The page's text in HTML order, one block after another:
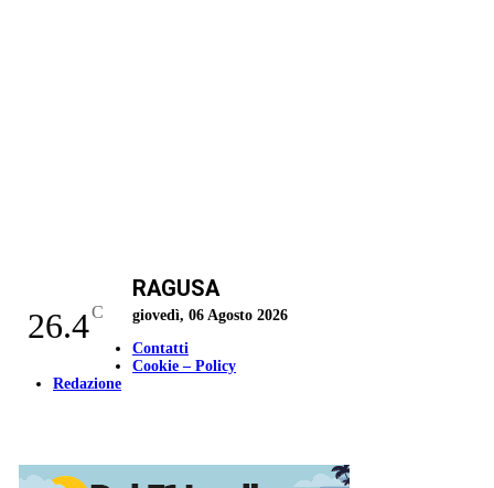
26.4C
RAGUSA
giovedì, 06 Agosto 2026
Contatti
Cookie – Policy
Redazione